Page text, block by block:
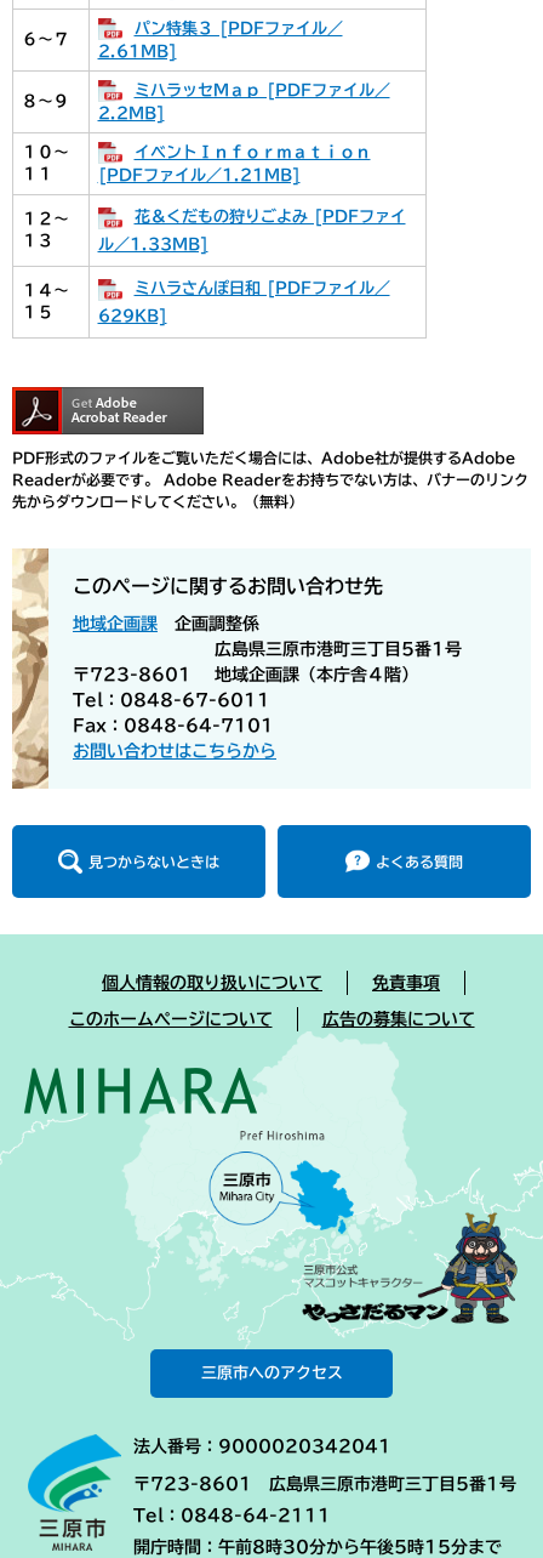
６～７
パン特集３ [PDFファイル／
2.61MB]
８～９
ミハラッセＭａｐ [PDFファイル／
2.2MB]
１０～
１１
イベントＩｎｆｏｒｍａｔｉｏｎ
[PDFファイル／1.21MB]
１２～
１３
花＆くだもの狩りごよみ [PDFファイ
ル／1.33MB]
１４～
１５
ミハラさんぽ日和 [PDFファイル／
629KB]
PDF形式のファイルをご覧いただく場合には、Adobe社が提供するAdobe
Readerが必要です。
Adobe Readerをお持ちでない方は、バナーのリンク
先からダウンロードしてください。（無料）
このページに関するお問い合わせ先
地域企画課 企画調整係
〒723-8601
広島県三原市港町三丁目5番1号
地域企画課（本庁舎４階）
Tel：0848-67-6011
Fax：0848-64-7101
お問い合わせはこちらから
見つからないときは よくある質問
個人情報の取り扱いについて 免責事項
このホームページについて 広告の募集について
三原市へのアクセス
法人番号：9000020342041
〒723-8601 広島県三原市港町三丁目5番1号
Tel：0848-64-2111
開庁時間：午前8時30分から午後5時15分まで